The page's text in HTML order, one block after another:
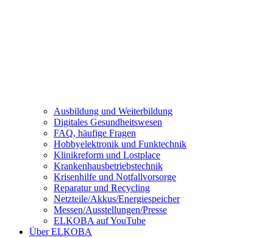
Ausbildung und Weiterbildung
Digitales Gesundheitswesen
FAQ, häufige Fragen
Hobbyelektronik und Funktechnik
Klinikreform und Lostplace
Krankenhausbetriebstechnik
Krisenhilfe und Notfallvorsorge
Reparatur und Recycling
Netzteile/Akkus/Energiespeicher
Messen/Ausstellungen/Presse
ELKOBA auf YouTube
Über ELKOBA